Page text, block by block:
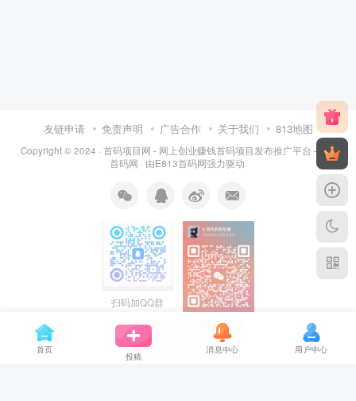
友链申请 免责声明 广告合作 关于我们 813地图
Copyright © 2024 · 首码项目网 - 网上创业赚钱首码项目发布推广平台 - 813
首码网 · 由E813首码网强力驱动.
扫码加QQ群
扫码加微信
琼ICP备2022019171号-3
首页
投稿
消息中心 用户中心